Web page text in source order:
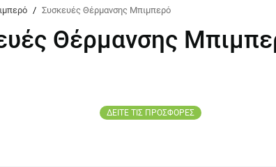
/ Συσκευές Θέρμανσης Μπιμπερό
Θέρμανσης
ΔΕΙΤΕ ΤΙΣ ΠΡΟΣΦΟΡΕΣ